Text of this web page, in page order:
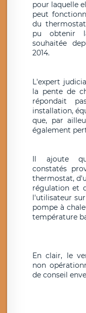
pour laquelle
peut
du
pu obtenir
souhaitée
2014.
L'expert
la pente de
répondait
installation,
que, par
également
Il ajoute
constatés
thermostat,
régulation et
l'utilisateur
pompe à
température
En clair, le
non
de conseil